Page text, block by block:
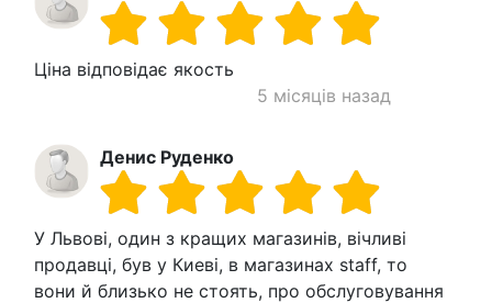
Ціна відповідає якость
5 місяців назад
Денис Руденко
У Львові, один з кращих магазинів, вічливі
продавці, був у Киеві, в магазинах staff, то
вони й близько не стоять, про обслуговування